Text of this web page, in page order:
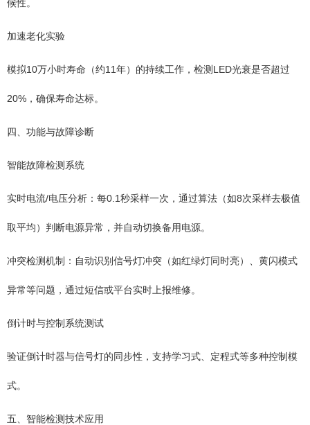
候性。
加速老化实验
模拟10万小时寿命（约11年）的持续工作，检测LED光衰是否超过
20%，确保寿命达标。
四、功能与故障诊断
智能故障检测系统
实时电流/电压分析：每0.1秒采样一次，通过算法（如8次采样去极值
取平均）判断电源异常，并自动切换备用电源。
冲突检测机制：自动识别信号灯冲突（如红绿灯同时亮）、黄闪模式
异常等问题，通过短信或平台实时上报维修。
倒计时与控制系统测试
验证倒计时器与信号灯的同步性，支持学习式、定程式等多种控制模
式。
五、智能检测技术应用